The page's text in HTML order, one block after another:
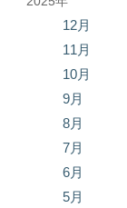
12月
11月
10月
9月
8月
7月
6月
5月